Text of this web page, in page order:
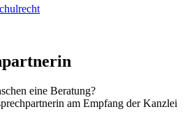
eine Beratung?
am Empfang der Kanzlei